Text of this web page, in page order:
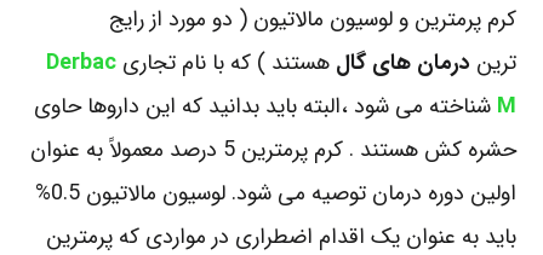
کرم پرمترین و لوسیون مالاتیون ( دو مورد از رایج
ترین درمان های گال هستند ) که با نام تجاریDerbac
M شناخته می شود ،البته باید بدانید که این داروها حاوی
حشره کش هستند . کرم پرمترین 5 درصد معمولاً به عنوان
اولین دوره درمان توصیه می شود. لوسیون مالاتیون 0.5%
باید به عنوان یک اقدام اضطراری در مواردی که پرمترین